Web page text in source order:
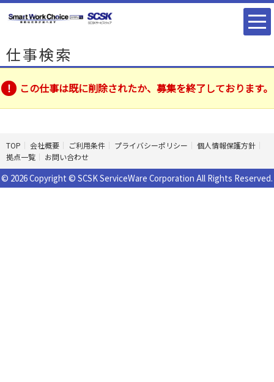
仕事検索
この仕事は既に削除されたか、募集を終了しております。
TOP 会社概要 ご利用条件 プライバシーポリシー
個人情報保護方針
拠点一覧
お問い合わせ
© 2026 Copyright © SCSK ServiceWare Corporation All Rights Reserved.